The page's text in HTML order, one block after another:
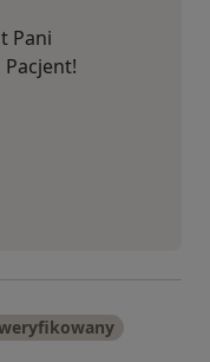
Pani
Pacjent!